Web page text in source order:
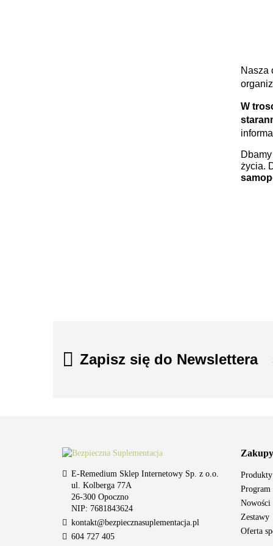
Nasza
W
życia.
Zapisz się do Newslettera
E-Remedium Sklep Internetowy Sp. z o.o.
ul. Kolberga 77A
26-300 Opoczno
NIP: 7681843624
kontakt@bezpiecznasuplementacja.pl
604 727 405
Zakupy
Nowości
Zestawy
Oferta